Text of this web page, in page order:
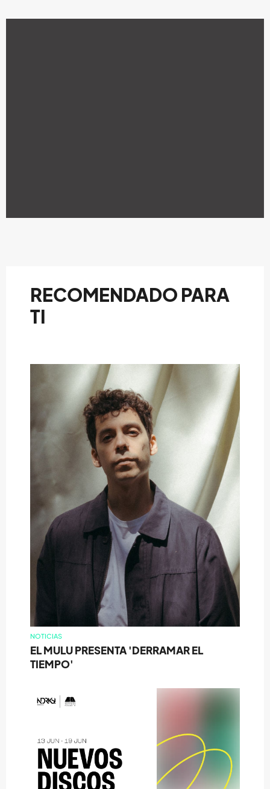
RECOMENDADO PARA
TI
NOTICIAS
EL MULU PRESENTA 'DERRAMAR EL
TIEMPO'